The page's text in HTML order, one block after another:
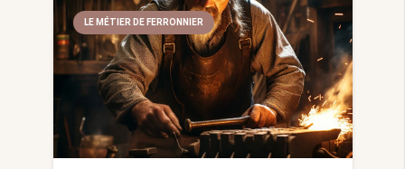
LE MÉTIER DE FERRONNIER